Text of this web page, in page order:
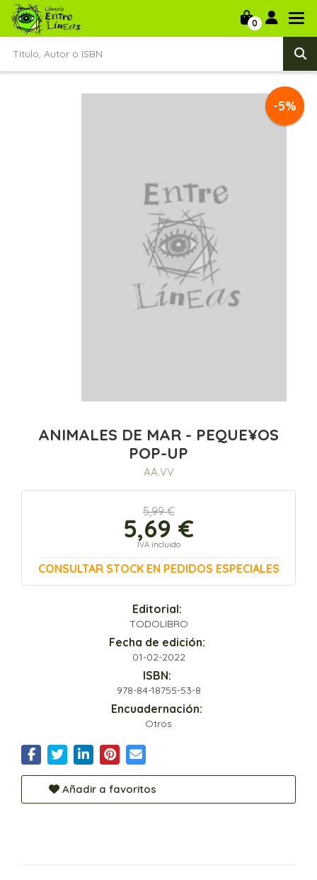
0
-5%
ANIMALES DE MAR - PEQUE¥OS
POP-UP
AA.VV
5,99 €
5,69 €
IVA incluido
CONSULTAR STOCK EN PEDIDOS ESPECIALES
Editorial:
TODOLIBRO
Fecha de edición:
01-02-2022
ISBN:
978-84-18755-53-8
Encuadernación:
Otros
Añadir a favoritos